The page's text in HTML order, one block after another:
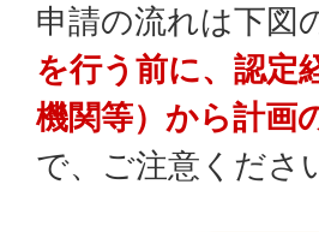
申請の流れは下図
を行う前に、認定
機関等）から計画
で、ご注意くださ